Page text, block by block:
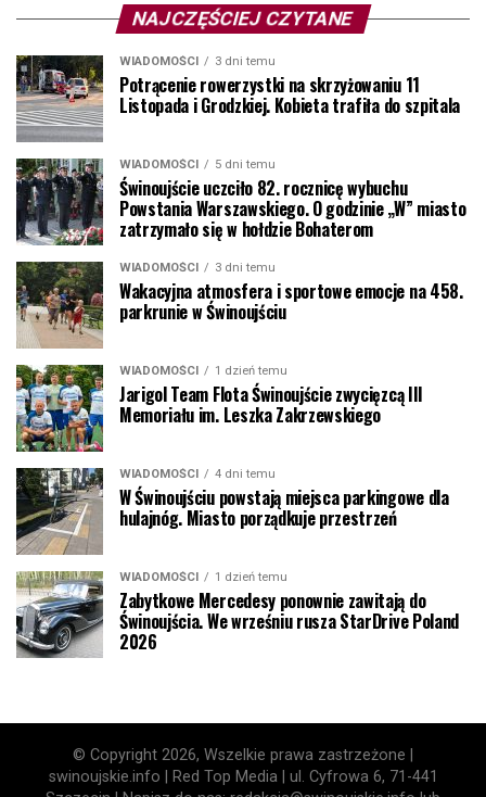
NAJCZĘŚCIEJ CZYTANE
WIADOMOŚCI 3 dni temu
Potrącenie rowerzystki na skrzyżowaniu 11
Listopada i Grodzkiej. Kobieta trafiła do szpitala
WIADOMOŚCI 5 dni temu
Świnoujście uczciło 82. rocznicę wybuchu
Powstania Warszawskiego. O godzinie „W” miasto
zatrzymało się w hołdzie Bohaterom
WIADOMOŚCI 3 dni temu
Wakacyjna atmosfera i sportowe emocje na 458.
parkrunie w Świnoujściu
WIADOMOŚCI 1 dzień temu
Jarigol Team Flota Świnoujście zwycięzcą III
Memoriału im. Leszka Zakrzewskiego
WIADOMOŚCI 4 dni temu
W Świnoujściu powstają miejsca parkingowe dla
hulajnóg. Miasto porządkuje przestrzeń
WIADOMOŚCI 1 dzień temu
Zabytkowe Mercedesy ponownie zawitają do
Świnoujścia. We wrześniu rusza StarDrive Poland
2026
© Copyright 2026, Wszelkie prawa zastrzeżone |
swinoujskie.info | Red Top Media | ul. Cyfrowa 6, 71-441